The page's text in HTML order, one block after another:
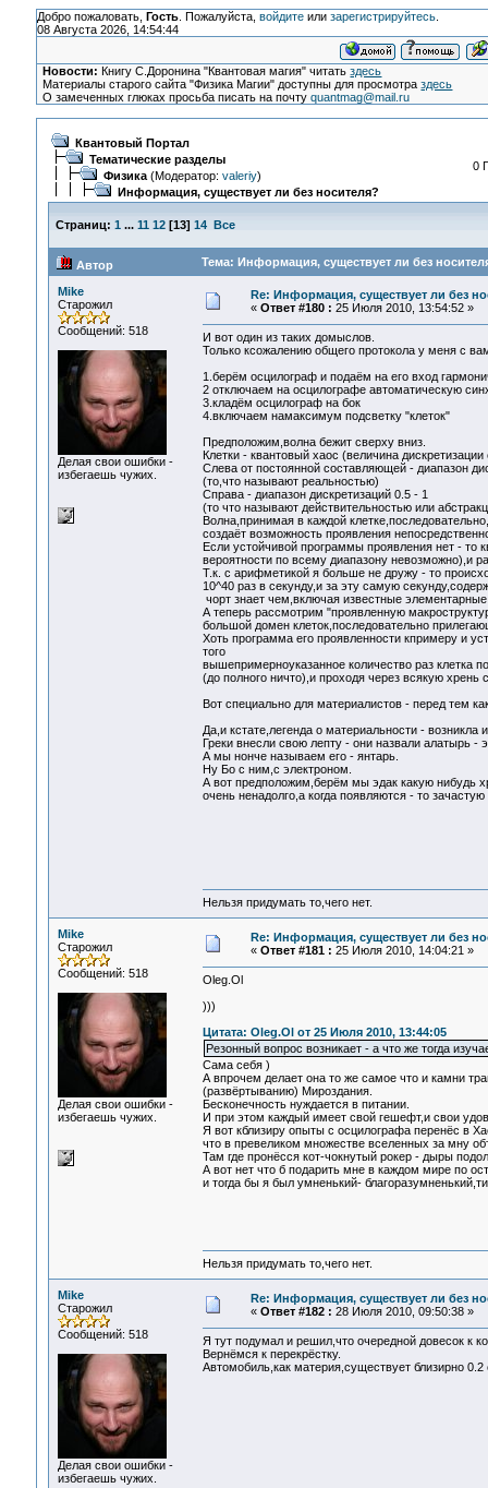
Добро пожаловать, Гость. Пожалуйста, войдитеили зарегистрируйтесь.
08 Августа 2026, 14:54:44
Новости: Книгу С.Доронина "Квантовая магия" читатьздесь
Материалы старого сайта "Физика Магии" доступны для просмотраздесь
О замеченных глюках просьба писать на почтуquantmag@mail.ru
Квантовый Портал
Тематические разделы
Физика(Модератор: valeriy)
Информация, существует ли без носителя?
0
Страниц: 1 ... 11 12[13] 14 Все
Автор Тема: Информация, существует ли без
Mike
Старожил
Сообщений: 518
Делая свои ошибки -
избегаешь чужих.
Re: Информация, существует ли без
« Ответ #180 : 25 Июля 2010, 13:54:52 »
И вот один из таких домыслов.
Только ксожалению общего протокола у меня с
1.берём осцилограф и подаём на его вход
2 отключаем на осцилографе автоматическую
3.кладём осцилограф на бок
4.включаем намаксимум подсветку "клеток"
Предположим,волна бежит сверху вниз.
Клетки - квантовый хаос (величина дискретизации
Слева от постоянной составляющей - диапазон
(то,что называют реальностью)
Справа - диапазон дискретизаций 0.5 - 1
(то что называют действительностью или
Волна,принимая в каждой
создаёт возможность проявления
Если устойчивой программы проявления нет - то
вероятности по всему диапазону невозможно),и
Т.к. с арифметикой я больше не дружу - то
10^40 раз в секунду,и за эту самую
чорт знает чем,включая известные
А теперь рассмотрим "проявленную
большой домен клеток,последовательно
Хоть программа его проявленности кпримеру и
того
вышепримерноуказанное количество раз клетка
(до полного ничто),и проходя через всякую
Вот специально для материалистов - перед тем
Да,и кстате,легенда о материальности -
Греки внесли свою лепту - они назвали алатырь -
А мы нонче называем его - янтарь.
Ну Бо с ним,с электроном.
А вот предположим,берём мы эдак какую нибудь
очень ненадолго,а когда появляются - то
Нельзя придумать то,чего нет.
Mike
Старожил
Сообщений: 518
Делая свои ошибки -
избегаешь чужих.
Re: Информация, существует ли без
« Ответ #181 : 25 Июля 2010, 14:04:21 »
Oleg.Ol
)))
Цитата: Oleg.Ol от 25 Июля 2010, 13:44:05
Резонный вопрос возникает - а что же тогда
Сама себя )
А впрочем делает она то же самое что и камни
(развёртыванию) Мироздания.
Бесконечность нуждается в питании.
И при этом каждый имеет свой гешефт,и свои
Я вот кблизиру опыты с осцилографа перенёс в
что в превеликом множестве вселенных за мну
Там где пронёсся кот-чокнутый рокер - дыры
А вот нет что б подарить мне в каждом мире по
и тогда бы я был умненький-
Нельзя придумать то,чего нет.
Mike
Старожил
Сообщений: 518
Делая свои ошибки -
избегаешь чужих.
Re: Информация, существует ли без
« Ответ #182 : 28 Июля 2010, 09:50:38 »
Я тут подумал и решил,что очередной довесок к
Вернёмся к перекрёстку.
Автомобиль,как материя,существует близирно 0.2